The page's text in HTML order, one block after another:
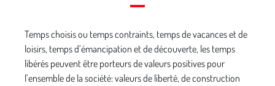
Temps choisis ou temps contraints, temps de vacances et de
loisirs, temps d’émancipation et de découverte, les temps
libérés peuvent être porteurs de valeurs positives pour
l’ensemble de la société: valeurs de liberté, de construction